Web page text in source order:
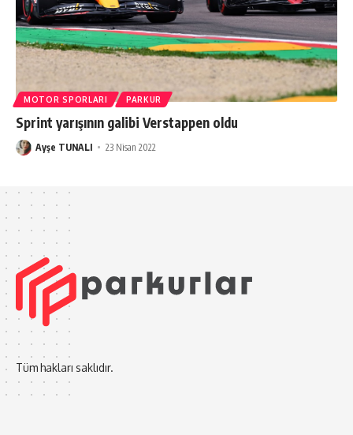
MOTOR SPORLARI PARKUR
Sprint yarışının galibi Verstappen oldu
Ayşe TUNALI 23 Nisan 2022
Tüm hakları saklıdır.